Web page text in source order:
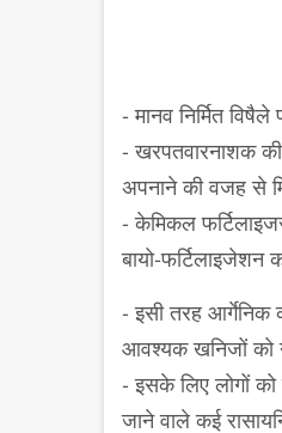
-मानव निर्मित
-खरपतवारनाशक
अपनाने की वजह से
-केमिकल
बायो-फर्टिलाइजेशन
-इसी तरह आर्गेनिक
आवश्यक खनिजों को
-इसके लिए लोगों
जाने वाले कई